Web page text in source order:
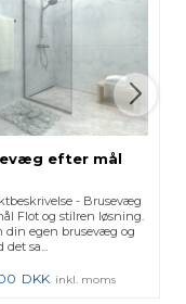
efter mål
- Brusevæg
Flot og stilren løsning.
din egen brusevæg og
det sa...
DKK inkl. moms